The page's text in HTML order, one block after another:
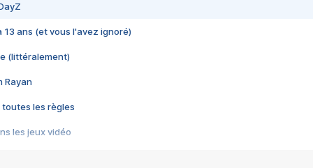
13 ans (et vous l'avez ignoré)
(littéralement)
Rayan
toutes les règles
les jeux vidéo